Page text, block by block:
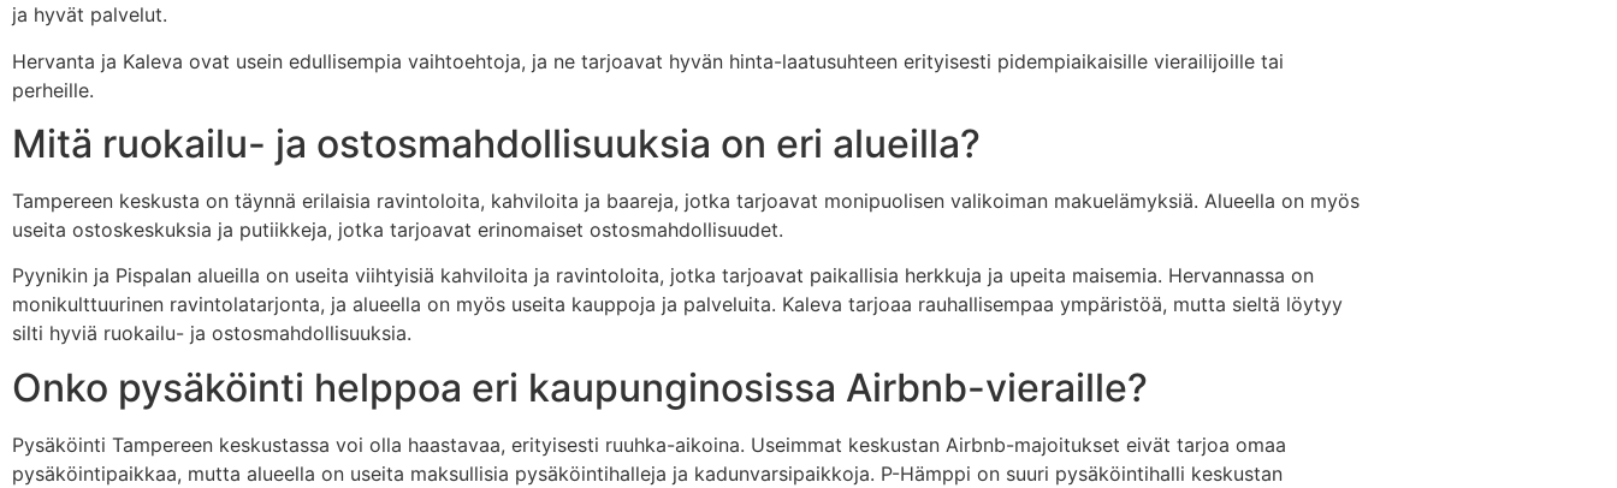
ja hyvät palvelut.
Hervanta ja Kaleva ovat usein edullisempia vaihtoehtoja, ja ne tarjoavat hyvän hinta-laatusuhteen erityisesti pidempiaikaisille vierailijoille tai
perheille.
Mitä ruokailu- ja ostosmahdollisuuksia on eri alueilla?
Tampereen keskusta on täynnä erilaisia ravintoloita, kahviloita ja baareja, jotka tarjoavat monipuolisen valikoiman makuelämyksiä. Alueella on myös
useita ostoskeskuksia ja putiikkeja, jotka tarjoavat erinomaiset ostosmahdollisuudet.
Pyynikin ja Pispalan alueilla on useita viihtyisiä kahviloita ja ravintoloita, jotka tarjoavat paikallisia herkkuja ja upeita maisemia. Hervannassa on
monikulttuurinen ravintolatarjonta, ja alueella on myös useita kauppoja ja palveluita. Kaleva tarjoaa rauhallisempaa ympäristöä, mutta sieltä löytyy
silti hyviä ruokailu- ja ostosmahdollisuuksia.
Onko pysäköinti helppoa eri kaupunginosissa Airbnb-vieraille?
Pysäköinti Tampereen keskustassa voi olla haastavaa, erityisesti ruuhka-aikoina. Useimmat keskustan Airbnb-majoitukset eivät tarjoa omaa
pysäköintipaikkaa, mutta alueella on useita maksullisia pysäköintihalleja ja kadunvarsipaikkoja. P-Hämppi on suuri pysäköintihalli keskustan